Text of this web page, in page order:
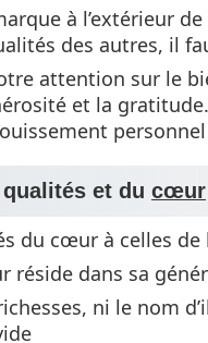
à l’extérieur
des autres, il
attention sur le
et la
et du cœur
du cœur à celles de
réside dans sa
ni le nom